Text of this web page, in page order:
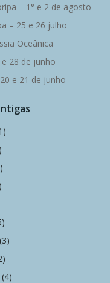
– 1° e 2 de agosto
– 25 e 26 julho
Oceânica
28 de junho
e 21 de junho
(3)
(4)